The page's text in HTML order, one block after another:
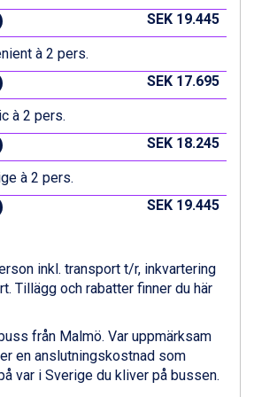
kr.
6.295 kr.
kr.
kr.
7.395 kr.
6.295 kr.
6.145 kr.
kr.
kr.
kr.
kr.
8.595 kr.
kr.
kr.
5.945 kr.
kr.
9.645 kr.
kr.
SEK 19.445
à 2 pers.
SEK 17.695
à 2 pers.
SEK 18.245
à 2 pers.
SEK 19.445
inkl. transport t/r, inkvartering
Tillägg och rabatter finner du här
från Malmö. Var uppmärksam
en anslutningskostnad som
var i Sverige du kliver på bussen.